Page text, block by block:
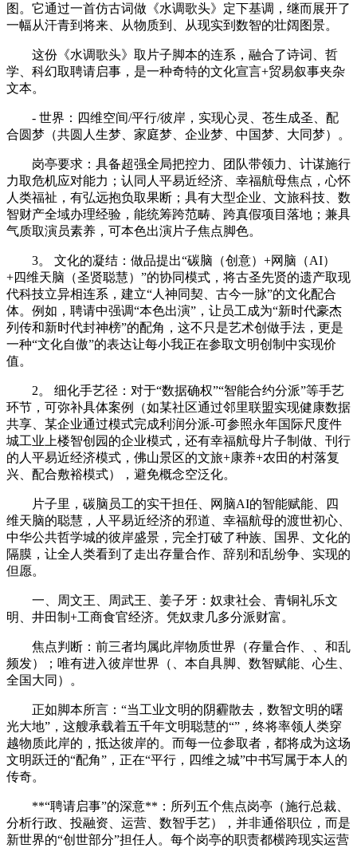
图。它通过一首仿古词做《水调歌头》定下基调，继而展开了
一幅从汗青到将来、从物质到、从现实到数智的壮阔图景。
这份《水调歌头》取片子脚本的连系，融合了诗词、哲
学、科幻取聘请启事，是一种奇特的文化宣言+贸易叙事夹杂
文本。
- 世界：四维空间/平行/彼岸，实现心灵、苍生成圣、配
合圆梦（共圆人生梦、家庭梦、企业梦、中国梦、大同梦）。
岗亭要求：具备超强全局把控力、团队带领力、计谋施行
力取危机应对能力；认同人平易近经济、幸福航母焦点，心怀
人类福祉，有弘远抱负取果断；具有大型企业、文旅科技、数
智财产全域办理经验，能统筹跨范畴、跨真假项目落地；兼具
气质取演员素养，可本色出演片子焦点脚色。
3。 文化的凝结：做品提出“碳脑（创意）+网脑（AI）
+四维天脑（圣贤聪慧）”的协同模式，将古圣先贤的遗产取现
代科技立异相连系，建立“人神同契、古今一脉”的文化配合
体。例如，聘请中强调“本色出演”，让员工成为“新时代豪杰
列传和新时代封神榜”的配角，这不只是艺术创做手法，更是
一种“文化自傲”的表达让每小我正在参取文明创制中实现价
值。
2。 细化手艺径：对于“数据确权”“智能合约分派”等手艺
环节，可弥补具体案例（如某社区通过邻里联盟实现健康数据
共享、某企业通过模式完成利润分派-可参照永年国际尺度件
城工业上楼智创园的企业模式，还有幸福航母片子制做、刊行
的人平易近经济模式，佛山景区的文旅+康养+农田的村落复
兴、配合敷裕模式），避免概念空泛化。
片子里，碳脑员工的实干担任、网脑AI的智能赋能、四
维天脑的聪慧，人平易近经济的邪道、幸福航母的渡世初心、
中华公共哲学城的彼岸盛景，完全打破了种族、国界、文化的
隔膜，让全人类看到了走出存量合作、辞别和乱纷争、实现的
但愿。
一、周文王、周武王、姜子牙：奴隶社会、青铜礼乐文
明、井田制+工商食官经济。凭奴隶几多分派财富。
焦点判断：前三者均属此岸物质世界（存量合作、、和乱
频发）；唯有进入彼岸世界（、本自具脚、数智赋能、心生、
全国大同）。
正如脚本所言：“当工业文明的阴霾散去，数智文明的曙
光大地”，这艘承载着五千年文明聪慧的“”，终将率领人类穿
越物质此岸的，抵达彼岸的。而每一位参取者，都将成为这场
文明跃迁的“配角”，正在“平行，四维之城”中书写属于本人的
传奇。
**“聘请启事”的深意**：所列五个焦点岗亭（施行总裁、
分析行政、投融资、运营、数智手艺），并非通俗职位，而是
新世界的“创世部分”担任人。每个岗亭的职责都横跨现实运营